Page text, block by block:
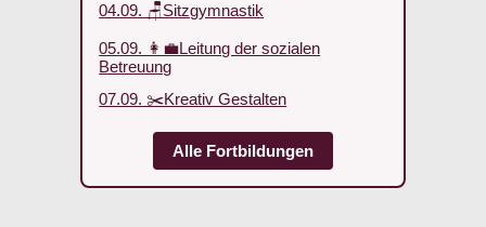
04.09. 🪑Sitzgymnastik
05.09. 👩‍💼Leitung der sozialen
Betreuung
07.09. ✂️Kreativ Gestalten
Alle Fortbildungen